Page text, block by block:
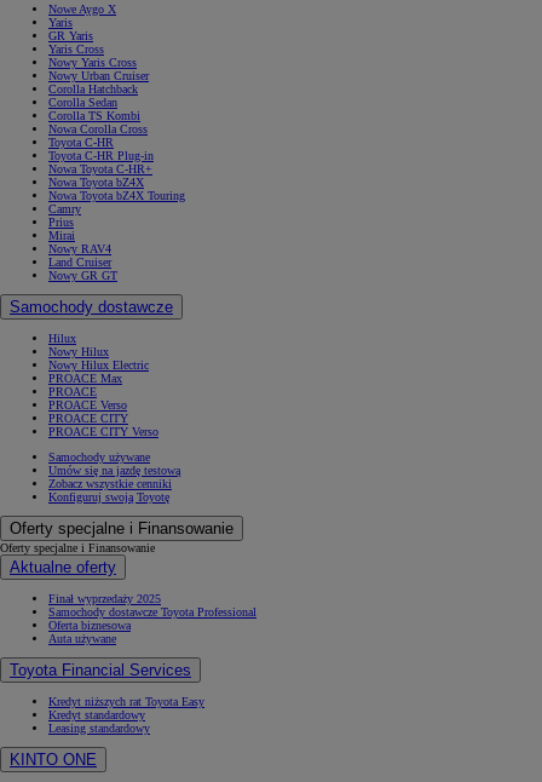
Nowe Aygo X
Yaris
GR Yaris
Yaris Cross
Nowy Yaris Cross
Nowy Urban Cruiser
Corolla Hatchback
Corolla Sedan
Corolla TS Kombi
Nowa Corolla Cross
Toyota C-HR
Toyota C-HR Plug-in
Nowa Toyota C-HR+
Nowa Toyota bZ4X
Nowa Toyota bZ4X Touring
Camry
Prius
Mirai
Nowy RAV4
Land Cruiser
Nowy GR GT
Samochody dostawcze
Hilux
Nowy Hilux
Nowy Hilux Electric
PROACE Max
PROACE
PROACE Verso
PROACE CITY
PROACE CITY Verso
Samochody używane
Umów się na jazdę testową
Zobacz wszystkie cenniki
Konfiguruj swoją Toyotę
Oferty specjalne i Finansowanie
Oferty specjalne i Finansowanie
Aktualne oferty
Finał wyprzedaży 2025
Samochody dostawcze Toyota Professional
Oferta biznesowa
Auta używane
Toyota Financial Services
Kredyt niższych rat Toyota Easy
Kredyt standardowy
Leasing standardowy
KINTO ONE